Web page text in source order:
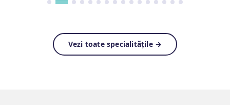
Vezi toate specialitățile →